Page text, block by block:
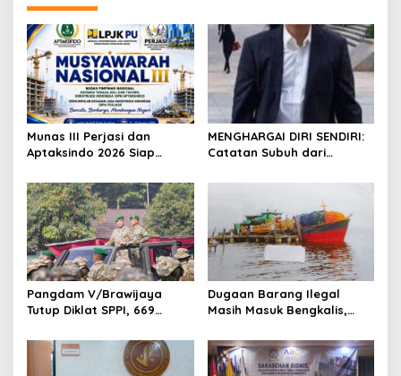
Munas III Perjasi dan
Aptaksindo 2026 Siap
Provinsi Akan Hadir
MENGHARGAI DIRI SENDIRI:
Catatan Subuh dari
Jawa
Pangdam V/Brawijaya
Tutup Diklat SPPI, 669
Penggerak Ekonomi Desa
Dugaan Barang Ilegal
Masih Masuk Bengkalis,
Pengawasan Menguat